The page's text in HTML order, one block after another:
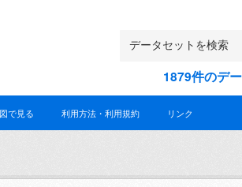
1879件のデ
で見る 利用方法・利用規約 リンク